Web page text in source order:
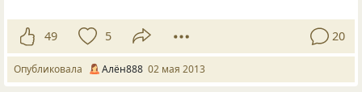
49 5 20
Опубликовала Алён888 02 мая 2013